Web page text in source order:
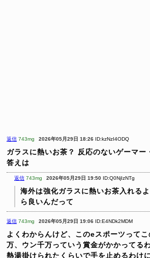
返信 743mg 2026年05月29日 18:26 ID:kzNzI4ODQ
ガラスに熱いお茶？
反応のないゲーマー
答えは
返信 743mg 2026年05月29日 19:50 ID:Q0NjIzNTg
海外は強化ガラスに熱いお茶入れるよ
ら良いんだって
返信 743mg 2026年05月29日 19:06 ID:E4NDk2MDM
よくわからんけど、このeスポーツって
万、ウン千万っていう賞金がかかってる
熱湯掛けられたくらいで手を止めるわけ